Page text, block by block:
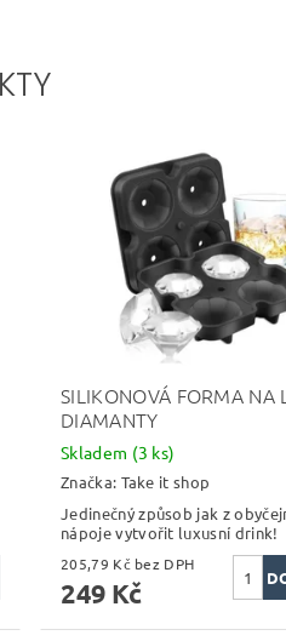
SILIKONOVÁ FORMA NA
DIAMANTY
Skladem (3 ks)
Značka: Take it shop
Jedinečný způsob jak z
nápoje vytvořit luxusní drink!
205,79 Kč bez DPH
249 Kč